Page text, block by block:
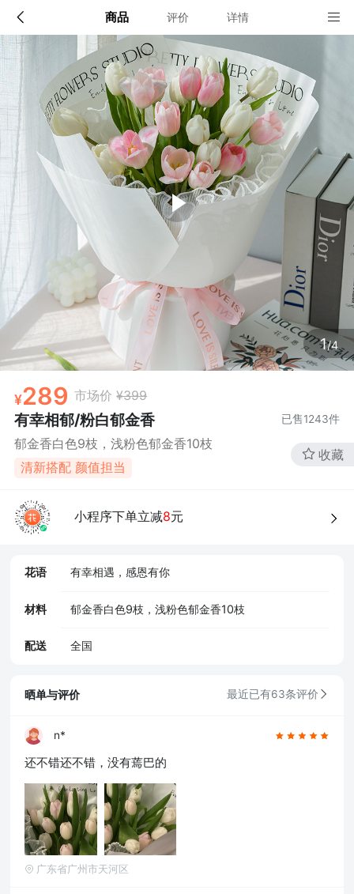
商品 评价 详情
1/4
289 市场价 ¥399
有幸相郁/粉白郁金香 已售1243件
郁金香白色9枝，浅粉色郁金香10枝
清新搭配 颜值担当
收藏
小程序下单立减8元
花语 有幸相遇，感恩有你
材料 郁金香白色9枝，浅粉色郁金香10枝
配送 全国
配送说明
全国
确定
店铺信息
该地区暂无配送门店
确定
晒单与评价 最近已有63条评价
n*
还不错还不错，没有蔫巴的
广东省广州市天河区